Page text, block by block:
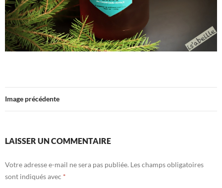
Image précédente
LAISSER UN COMMENTAIRE
Votre adresse e-mail ne sera pas publiée. Les champs obligatoires
sont indiqués avec *